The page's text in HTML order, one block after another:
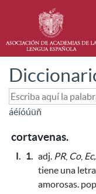
áéíóúüñ
cortavenas.
I. 1. adj. PR, Co,
tiene una
amorosas.